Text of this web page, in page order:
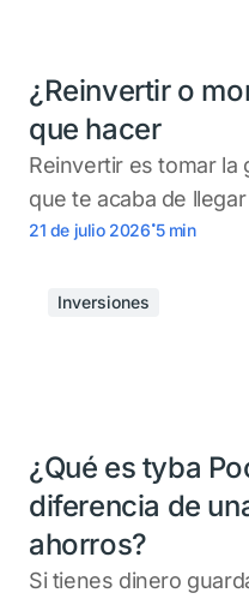
¿Reinvertir o
que hacer
Reinvertir es tomar la
que te acaba de
21 de julio 2026.5 min
Inversiones
¿Qué es tyba
diferencia de
ahorros?
Si tienes dinero